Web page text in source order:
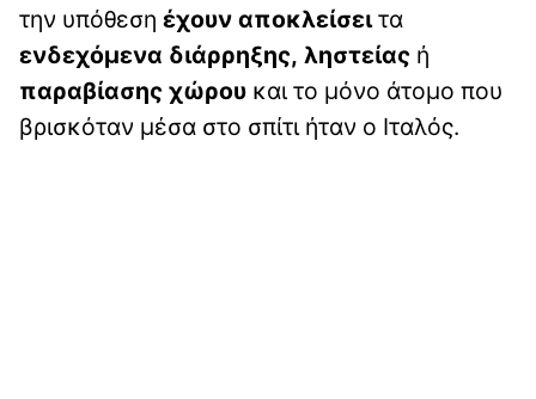
την υπόθεση έχουν αποκλείσειτα
ενδεχόμενα διάρρηξης, ληστείας ή
παραβίασης χώρου και το μόνο άτομο που
βρισκόταν μέσα στο σπίτι ήταν ο Ιταλός.